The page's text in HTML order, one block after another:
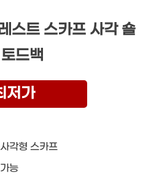
스트 스카프 사각 숄
드백
저가
각형 스카프
능